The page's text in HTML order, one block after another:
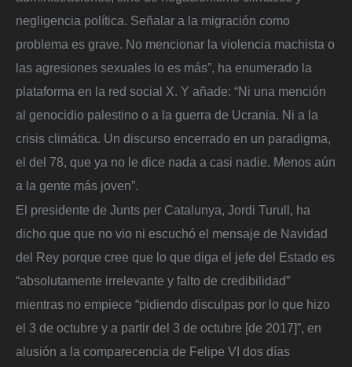
negligencia política. Señalar a la migración como
problema es grave. No mencionar la violencia machista o
las agresiones sexuales lo es más”, ha enumerado la
plataforma en la red social X. Y añade: “Ni una mención
al genocidio palestino o a la guerra de Ucrania. Ni a la
crisis climática. Un discurso encerrado en un paradigma,
el del 78, que ya no le dice nada a casi nadie. Menos aún
a la gente más joven”.
El presidente de Junts per Catalunya, Jordi Turull, ha
dicho que que no vio ni escuchó el mensaje de Navidad
del Rey porque cree que lo que diga el jefe del Estado es
“absolutamente irrelevante y falto de credibilidad”
mientras no empiece “pidiendo disculpas por lo que hizo
el 3 de octubre y a partir del 3 de octubre [de 2017]”, en
alusión a la comparecencia de Felipe VI dos días